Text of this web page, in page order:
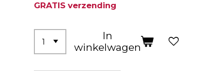
GRATIS verzending
In
winkelwagen